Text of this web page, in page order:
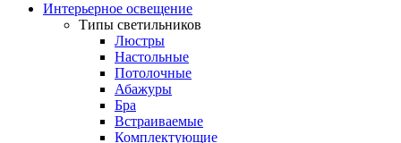
Интерьерное освещение
Типы светильников
Люстры
Настольные
Потолочные
Абажуры
Бра
Встраиваемые
Комплектующие